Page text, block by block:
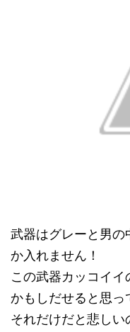
武器はグレーと男の
か入れません！
この武器カッコイ
かもしだせると思っ
それだけだと悲し